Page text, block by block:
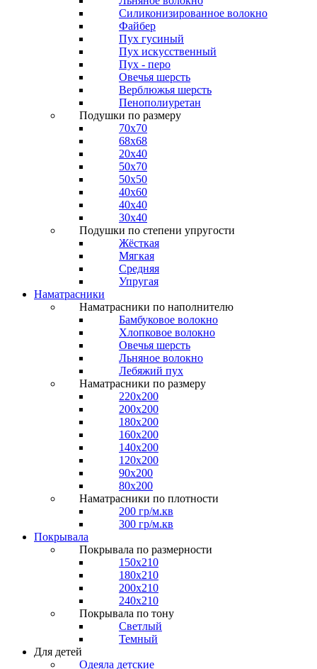
Силиконизированное волокно
Файбер
Пух гусиный
Пух искусственный
Пух - перо
Овечья шерсть
Верблюжья шерсть
Пенополиуретан
Подушки по размеру
70x70
68x68
20x40
50x70
50x50
40x60
40x40
30x40
Подушки по степени упругости
Жёсткая
Мягкая
Средняя
Упругая
Наматрасники
Наматрасники по наполнителю
Бамбуковое волокно
Хлопковое волокно
Овечья шерсть
Льняное волокно
Лебяжий пух
Наматрасники по размеру
220x200
200x200
180x200
160x200
140x200
120x200
90x200
80x200
Наматрасники по плотности
200 гр/м.кв
300 гр/м.кв
Покрывала
Покрывала по размерности
150x210
180x210
200x210
240x210
Покрывала по тону
Светлый
Темный
Для детей
Одеяла детские